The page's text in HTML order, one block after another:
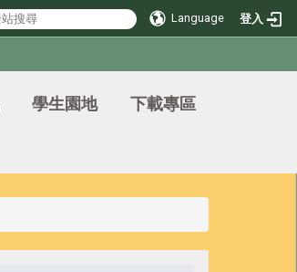
Language 登入
學生園地
下載專區